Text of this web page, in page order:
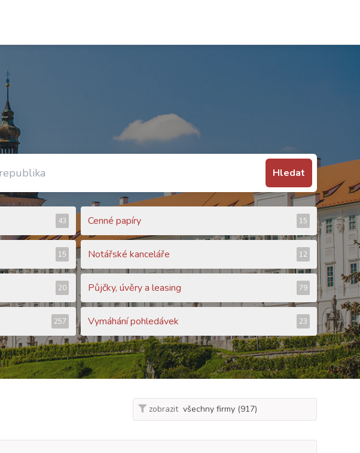
Hledat
43 Cenné papíry 15
15 Notářské kanceláře 12
20 Půjčky, úvěry a leasing 79
257 Vymáhání pohledávek 23
zobrazit